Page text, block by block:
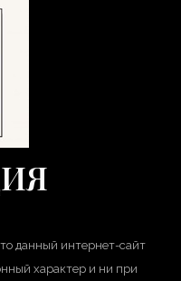
данный интернет-сайт
характер и ни при